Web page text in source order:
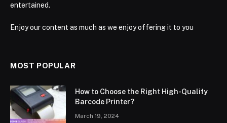
entertained.
Enjoy our content as much as we enjoy offering it to you
MOST POPULAR
How to Choose the Right High-Quality
Barcode Printer?
March 19, 2024